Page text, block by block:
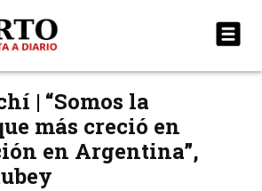
| “Somos la
más creció en
en Argentina”,